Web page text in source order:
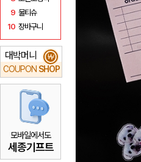
9 물티슈
10 장바구니
대박머니
COUPON SHOP
₩
모바일에서도
세종기프트